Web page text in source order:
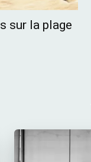
sur la plage